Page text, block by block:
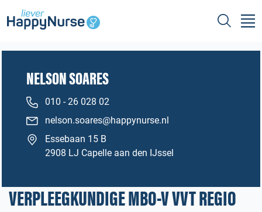
NELSON SOARES
010 - 26 028 02
nelson.soares@happynurse.nl
Essebaan 15 B
2908 LJ Capelle aan den IJssel
VERPLEEGKUNDIGE MBO-V VVT REGIO